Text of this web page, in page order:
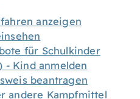
anzeigen
für Schulkinder
- Kind anmelden
beantragen
andere Kampfmittel